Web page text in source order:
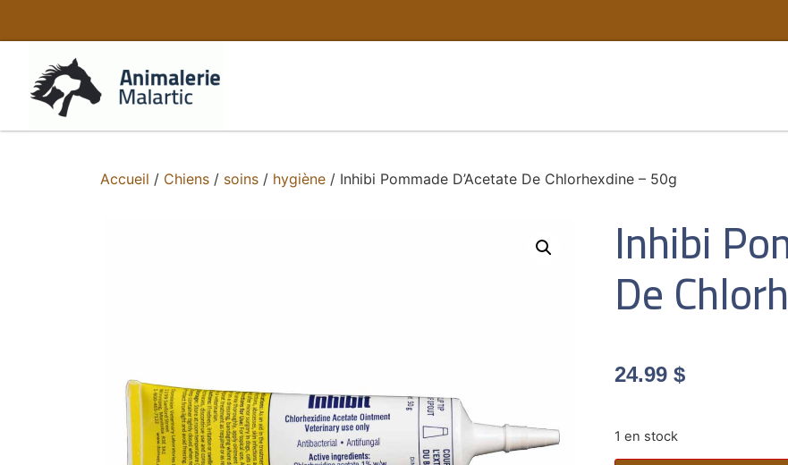
Accueil / Chiens / soins / hygiène / Inhibi Pommade D’Acetate De Chlorhexdine – 50g
Inhibi
De
24.99 $
1 en stock